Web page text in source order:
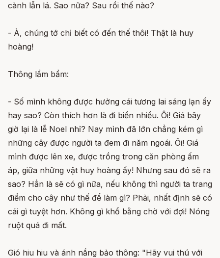
cành lẫn lá. Sao nữa? Sau rồi thế nào?
- À, chúng tớ chỉ biết có đến thế thôi! Thật là huy
hoàng!
Thông lẩm bẩm:
- Số mình không được hưởng cái tương lai sáng lạn ấy
hay sao? Còn thích hơn là đi biển nhiều. Ôi! Giá bây
giờ lại là lễ Noel nhỉ? Nay mình đã lớn chẳng kém gì
những cây được người ta đem đi năm ngoái. Ôi! Giá
mình được lên xe, được trồng trong căn phòng ấm
áp, giữa những vật huy hoàng ấy! Nhưng sau đó sẽ ra
sao? Hẳn là sẽ có gì nữa, nếu không thì người ta trang
điểm cho cây như thế để làm gì? Phải, nhất định sẽ có
cái gì tuyệt hơn. Không gì khổ bằng chờ với đợi! Nóng
ruột quá đi mất.
Gió hiu hiu và ánh nắng bảo thông: "Hãy vui thú với